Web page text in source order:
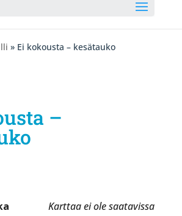
» Ei kokousta – kesätauko
–
Karttaa ei ole saatavissa